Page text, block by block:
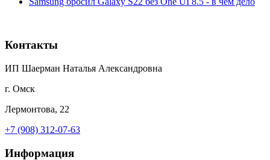
Контакты
ИП Шаерман Наталья Александровна
г. Омск
Лермонтова, 22
+7 (908) 312-07-63
Информация